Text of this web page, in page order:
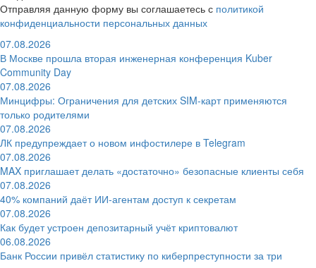
Отправляя данную форму вы соглашаетесь с политикой
конфиденциальности персональных данных
07.08.2026
В Москве прошла вторая инженерная конференция Kuber
Community Day
07.08.2026
Минцифры: Ограничения для детских SIM-карт применяются
только родителями
07.08.2026
ЛК предупреждает о новом инфостилере в Telegram
07.08.2026
MAX приглашает делать «достаточно» безопасные клиенты себя
07.08.2026
40% компаний даёт ИИ‑агентам доступ к секретам
07.08.2026
Как будет устроен депозитарный учёт криптовалют
06.08.2026
Банк России привёл статистику по киберпреступности за три